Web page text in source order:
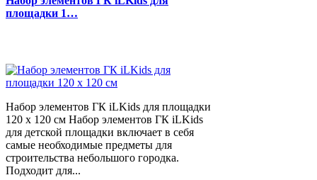
площадки 1…
Набор элементов ГК iLKids для площадки
120 х 120 см Набор элементов ГК iLKids
для детской площадки включает в себя
самые необходимые предметы для
строительства небольшого городка.
Подходит для...